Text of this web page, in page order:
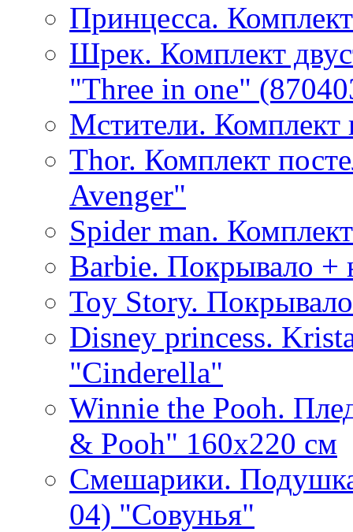
Принцесса.
Шрек. Комплект
"Three in one"
Мстители. Комплект
Thor. Комплект
Avenger"
Spider man.
Barbie. Покрывало +
Toy Story.
Disney princess.
"Cinderella"
Winnie the Pooh.
& Pooh" 160х220 см
Смешарики.
04) "Совунья"